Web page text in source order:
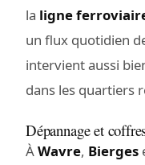
la ligne
un flux quotidien
intervient aussi
dans les quartiers
Dépannage et
ÀWavre, Bierges